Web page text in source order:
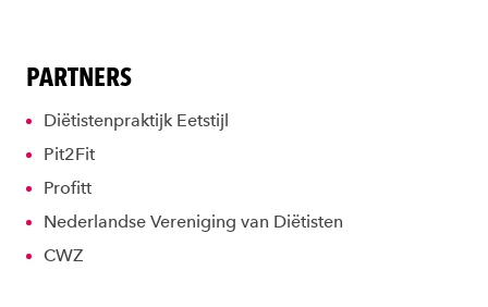
PARTNERS
Diëtistenpraktijk Eetstijl
Pit2Fit
Profitt
Nederlandse Vereniging van Diëtisten
CWZ